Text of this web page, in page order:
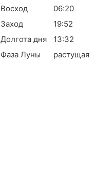
Восход
06:20
Заход
19:52
Долгота дня
13:32
Фаза Луны
растущая